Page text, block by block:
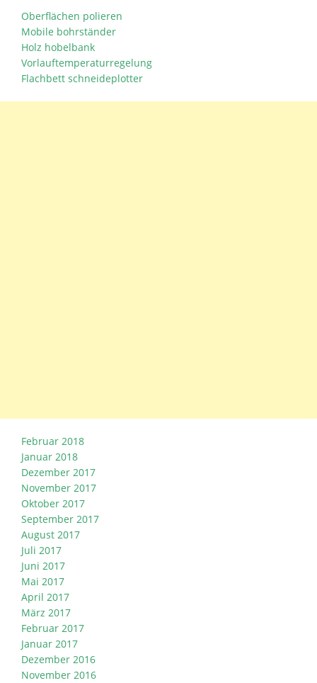
Oberflächen polieren
Mobile bohrständer
Holz hobelbank
Vorlauftemperaturregelung
Flachbett schneideplotter
Februar 2018
Januar 2018
Dezember 2017
November 2017
Oktober 2017
September 2017
August 2017
Juli 2017
Juni 2017
Mai 2017
April 2017
März 2017
Februar 2017
Januar 2017
Dezember 2016
November 2016